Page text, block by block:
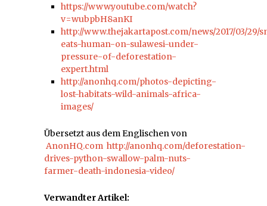
https://www.youtube.com/watch?
v=wubpbH8anKI
http://www.thejakartapost.com/news/2017/03/29/
eats-human-on-sulawesi-under-
pressure-of-deforestation-
expert.html
http://anonhq.com/photos-depicting-
lost-habitats-wild-animals-africa-
images/
Übersetzt aus dem Englischen von
AnonHQ.com http://anonhq.com/deforestation-
drives-python-swallow-palm-nuts-
farmer-death-indonesia-video/
Verwandter Artikel: